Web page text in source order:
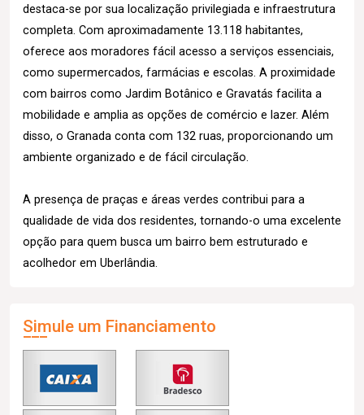
destaca-se por sua localização privilegiada e infraestrutura
completa. Com aproximadamente 13.118 habitantes,
oferece aos moradores fácil acesso a serviços essenciais,
como supermercados, farmácias e escolas. A proximidade
com bairros como Jardim Botânico e Gravatás facilita a
mobilidade e amplia as opções de comércio e lazer. Além
disso, o Granada conta com 132 ruas, proporcionando um
ambiente organizado e de fácil circulação.
A presença de praças e áreas verdes contribui para a
qualidade de vida dos residentes, tornando-o uma excelente
opção para quem busca um bairro bem estruturado e
acolhedor em Uberlândia.
Simule um Financiamento